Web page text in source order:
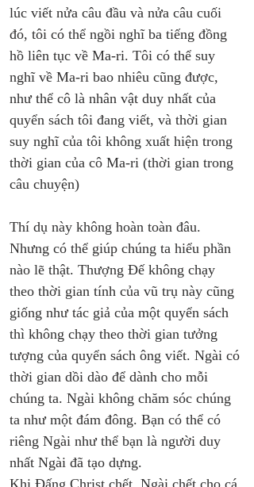
lúc viết nửa câu đầu và nửa câu cuối
đó, tôi có thể ngồi nghĩ ba tiếng đồng
hồ liên tục về Ma-ri. Tôi có thể suy
nghĩ về Ma-ri bao nhiêu cũng được,
như thể cô là nhân vật duy nhất của
quyển sách tôi đang viết, và thời gian
suy nghĩ của tôi không xuất hiện trong
thời gian của cô Ma-ri (thời gian trong
câu chuyện)
Thí dụ này không hoàn toàn đâu.
Nhưng có thể giúp chúng ta hiểu phần
nào lẽ thật. Thượng Đế không chạy
theo thời gian tính của vũ trụ này cũng
giống như tác giả của một quyển sách
thì không chạy theo thời gian tưởng
tượng của quyển sách ông viết. Ngài có
thời gian dồi dào để dành cho mỗi
chúng ta. Ngài không chăm sóc chúng
ta như một đám đông. Bạn có thể có
riêng Ngài như thể bạn là người duy
nhất Ngài đã tạo dựng.
Khi Đấng Christ chết, Ngài chết cho cá